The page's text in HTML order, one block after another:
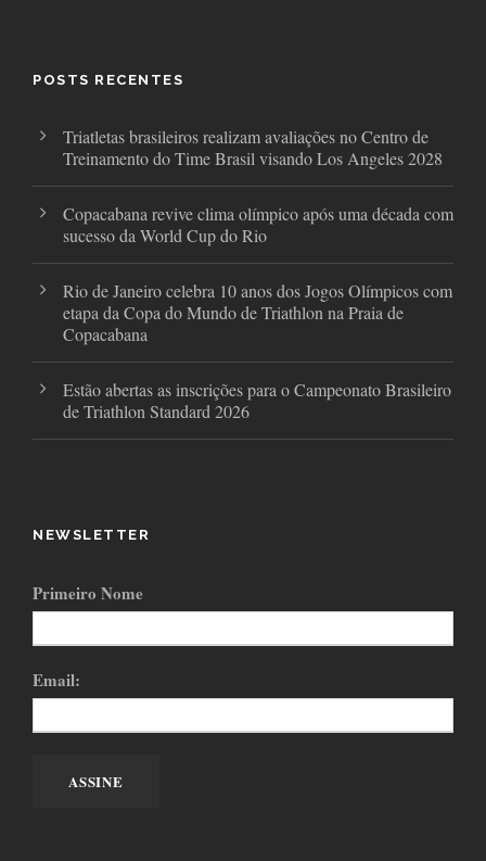
k
a
POSTS RECENTES
Triatletas brasileiros realizam avaliações no Centro de
Treinamento do Time Brasil visando Los Angeles 2028
Copacabana revive clima olímpico após uma década com
sucesso da World Cup do Rio
Rio de Janeiro celebra 10 anos dos Jogos Olímpicos com
etapa da Copa do Mundo de Triathlon na Praia de
Copacabana
Estão abertas as inscrições para o Campeonato Brasileiro
de Triathlon Standard 2026
NEWSLETTER
Primeiro Nome
Email: